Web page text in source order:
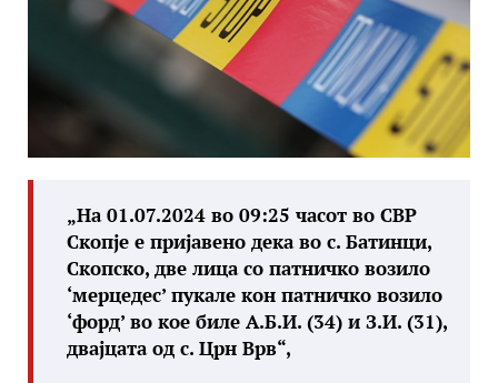
„На 01.07.2024 во 09:25 часот во СВР
Скопје е пријавено дека во с. Батинци,
Скопско, две лица со патничко возило
‘мерцедес’ пукале кон патничко возило
‘форд’ во кое биле А.Б.И. (34) и З.И. (31),
двајцата од с. Црн Врв“,